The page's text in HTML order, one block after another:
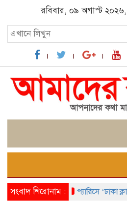
রবিবার, ০৯ অগাস্ট
সংবাদ শিরোনাম :প্যারিসে ‘ঢাকা ক্লাব